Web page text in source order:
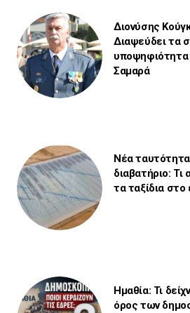
Διονύσης
Διαψεύδει τα
υποψηφιότητα
Σαμαρά
Νέα
διαβατήριο: Τι
τα ταξίδια
Ημαθία: Τι
όρος των